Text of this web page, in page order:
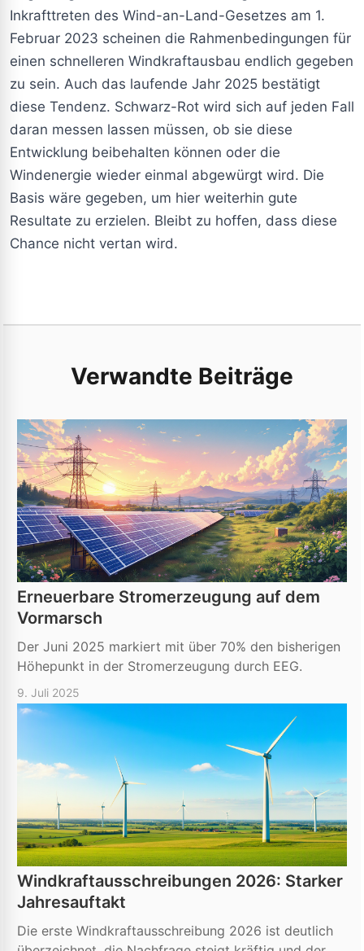
Inkrafttreten des Wind-an-Land-Gesetzes am 1.
Februar 2023 scheinen die Rahmenbedingungen für
einen schnelleren Windkraftausbau endlich gegeben
zu sein. Auch das laufende Jahr 2025 bestätigt
diese Tendenz. Schwarz-Rot wird sich auf jeden Fall
daran messen lassen müssen, ob sie diese
Entwicklung beibehalten können oder die
Windenergie wieder einmal abgewürgt wird. Die
Basis wäre gegeben, um hier weiterhin gute
Resultate zu erzielen. Bleibt zu hoffen, dass diese
Chance nicht vertan wird.
Verwandte Beiträge
Erneuerbare Stromerzeugung auf dem
Vormarsch
Der Juni 2025 markiert mit über 70% den bisherigen
Höhepunkt in der Stromerzeugung durch EEG.
9. Juli 2025
Windkraftausschreibungen 2026: Starker
Jahresauftakt
Die erste Windkraftausschreibung 2026 ist deutlich